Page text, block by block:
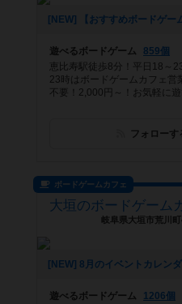
遊べるボードゲーム
859個
恵比寿駅徒歩8分！平日18～
23時はボードゲームカフェ営
不要！2,000円～！お気軽に
フォローす
ボードゲームカフェ
岐阜県大垣市荒川
遊べるボードゲーム
1206個